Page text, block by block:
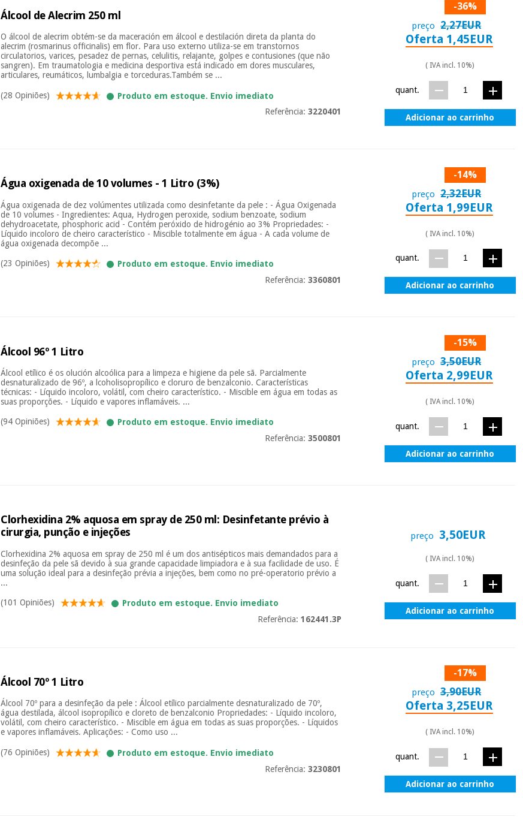
Álcool de Alecrim 250 ml
O álcool de alecrim obtém-se da maceración em álcool e destilación direta da planta do
alecrim (rosmarinus officinalis) em flor. Para uso externo utiliza-se em transtornos
circulatorios, varices, pesadez de pernas, celulitis, relajante, golpes e contusiones (que não
sangren). Em traumatologia e medicina desportiva está indicado em dores musculares,
articulares, reumáticos, lumbalgia e torceduras.Também se ...
(28 Opiniões)
Produto em estoque. Envio imediato
Referência: 3220401
-36%
preço 2,27EUR
Oferta 1,45EUR
( IVA incl. 10%)
quant.
Adicionar ao carrinho
Água oxigenada de 10 volumes - 1 Litro (3%)
Água oxigenada de dez volúmentes utilizada como desinfetante da pele : - Água Oxigenada
de 10 volumes - Ingredientes: Aqua, Hydrogen peroxide, sodium benzoate, sodium
dehydroacetate, phosphoric acid - Contém peróxido de hidrogénio ao 3% Propriedades: -
Líquido incoloro de cheiro característico - Miscible totalmente em água - A cada volume de
água oxigenada decompõe ...
(23 Opiniões)
Produto em estoque. Envio imediato
Referência: 3360801
-14%
preço 2,32EUR
Oferta 1,99EUR
( IVA incl. 10%)
quant.
Adicionar ao carrinho
Álcool 96º 1 Litro
Álcool etílico é os olución alcoólica para a limpeza e higiene da pele sã. Parcialmente
desnaturalizado de 96º, a lcoholisopropílico e cloruro de benzalconio. Características
técnicas: - Líquido incoloro, volátil, com cheiro característico. - Miscible em água em todas as
suas proporções. - Líquido e vapores inflamáveis. ...
(94 Opiniões)
Produto em estoque. Envio imediato
Referência: 3500801
-15%
preço 3,50EUR
Oferta 2,99EUR
( IVA incl. 10%)
quant.
Adicionar ao carrinho
Clorhexidina 2% aquosa em spray de 250 ml: Desinfetante prévio à
cirurgia, punção e injeções
Clorhexidina 2% aquosa em spray de 250 ml é um dos antisépticos mais demandados para a
desinfeção da pele sã devido à sua grande capacidade limpiadora e à sua facilidade de uso. É
uma solução ideal para a desinfeção prévia a injeções, bem como no pré-operatorio prévio a
...
(101 Opiniões)
Produto em estoque. Envio imediato
Referência: 162441.3P
preço 3,50EUR
( IVA incl. 10%)
quant.
Adicionar ao carrinho
Álcool 70º 1 Litro
Álcool 70º para a desinfeção da pele : Álcool etílico parcialmente desnaturalizado de 70º,
água destilada, álcool isopropílico e cloreto de benzalconio Propriedades: - Líquido incoloro,
volátil, com cheiro característico. - Miscible em água em todas as suas proporções. - Líquidos
e vapores inflamáveis. Aplicações: - Como uso ...
(76 Opiniões)
Produto em estoque. Envio imediato
Referência: 3230801
-17%
preço 3,90EUR
Oferta 3,25EUR
( IVA incl. 10%)
quant.
Adicionar ao carrinho